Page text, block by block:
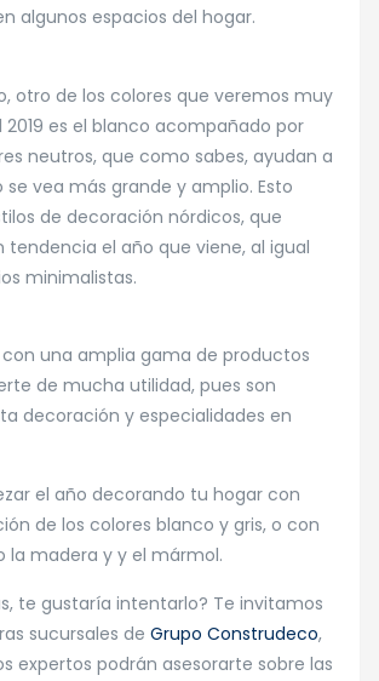
algunos espacios del hogar.
otro de los colores que veremos muy
es el blanco acompañado por
neutros, que como sabes, ayudan a
se vea más grande y amplio. Esto
de decoración nórdicos, que
tendencia el año que viene, al igual
minimalistas.
una amplia gama de productos
de mucha utilidad, pues son
decoración y especialidades en
el año decorando tu hogar con
de los colores blanco y gris, o con
la madera y y el mármol.
te gustaría intentarlo? Te invitamos
sucursales de Grupo Construdeco,
expertos podrán asesorarte sobre las